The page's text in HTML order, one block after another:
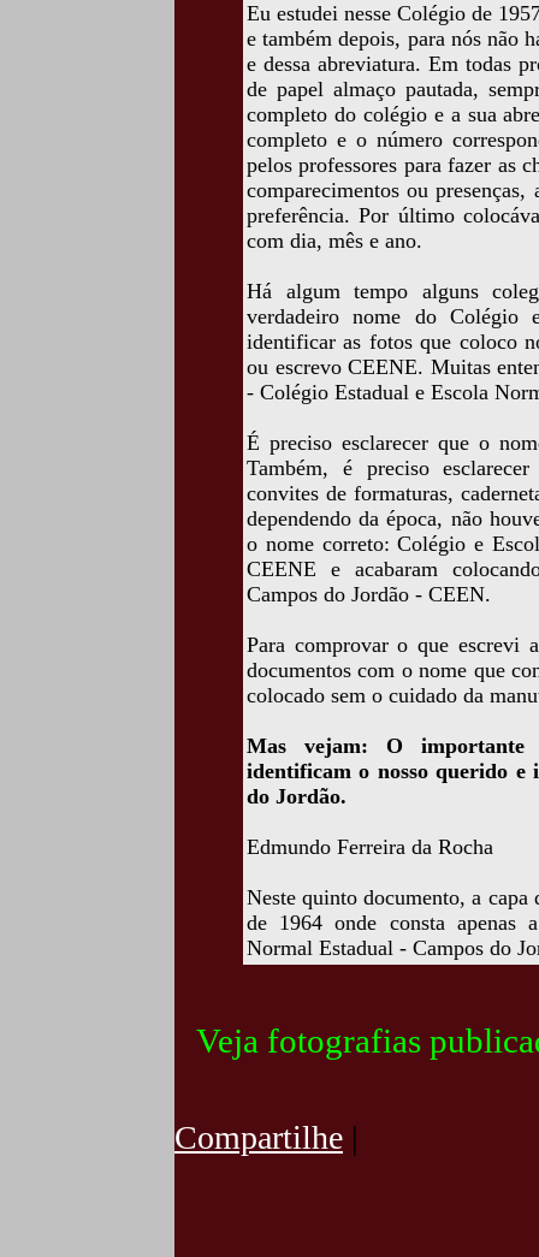
Eu estudei nesse Colégio de
e também depois, para nós não
e dessa abreviatura. Em todas
de papel almaço pautada,
completo do colégio e a sua
completo e o número
pelos professores para fazer as
comparecimentos ou presenças,
preferência. Por último
com dia, mês e ano.
Há algum tempo alguns
verdadeiro nome do Colégio
identificar as fotos que coloco
ou escrevo CEENE. Muitas
- Colégio Estadual e Escola
É preciso esclarecer que o
Também, é preciso
convites de formaturas,
dependendo da época, não
o nome correto: Colégio e
CEENE e acabaram
Campos do Jordão - CEEN.
Para comprovar o que escrevi
documentos com o nome que
colocado sem o cuidado da
Mas vejam: O importante
identificam o nosso querido e
do Jordão.
Edmundo Ferreira da Rocha
Neste quinto documento, a
de 1964 onde consta apenas
Normal Estadual - Campos do
Veja fotografias
Compartilhe |